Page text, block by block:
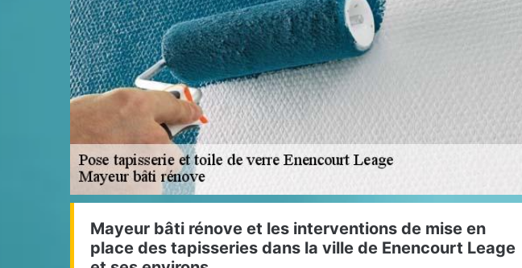
Mayeur bâti rénove et les interventions de mise en
place des tapisseries dans la ville de Enencourt Leage